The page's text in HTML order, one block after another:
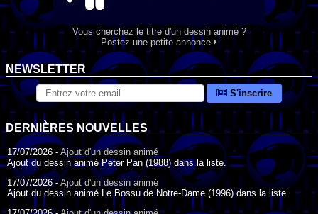
Vous cherchez le titre d'un dessin animé ?
Postez une petite annonce
NEWSLETTER
S'inscrire
DERNIÈRES NOUVELLES
17/07/2026 - Ajout d'un dessin animé
Ajout du dessin animé Peter Pan (1988) dans la liste.
17/07/2026 -Ajout d'un dessin animé
Ajout du dessin animé Le Bossu de Notre-Dame (1996) dans la liste.